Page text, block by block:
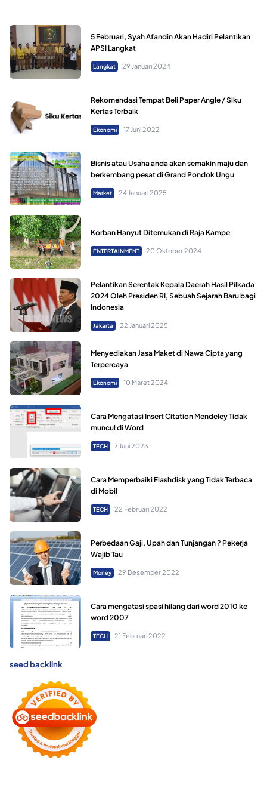
5 Februari, Syah Afandin Akan Hadiri Pelantikan
APSI Langkat
Langkat 29 Januari 2024
Rekomendasi Tempat Beli Paper Angle / Siku
Kertas Terbaik
Ekonomi 17 Juni 2022
Bisnis atau Usaha anda akan semakin maju dan
berkembang pesat di Grand Pondok Ungu
Market 24 Januari 2025
Korban Hanyut Ditemukan di Raja Kampe
ENTERTAINMENT 20 Oktober 2024
Pelantikan Serentak Kepala Daerah Hasil Pilkada
2024 Oleh Presiden RI, Sebuah Sejarah Baru bagi
Indonesia
Jakarta 22 Januari 2025
Menyediakan Jasa Maket di Nawa Cipta yang
Terpercaya
Ekonomi 10 Maret 2024
Cara Mengatasi Insert Citation Mendeley Tidak
muncul di Word
TECH 7 Juni 2023
Cara Memperbaiki Flashdisk yang Tidak Terbaca
di Mobil
TECH 22 Februari 2022
Perbedaan Gaji, Upah dan Tunjangan ? Pekerja
Wajib Tau
Money 29 Desember 2022
Cara mengatasi spasi hilang dari word 2010 ke
word 2007
TECH 21 Februari 2022
seed backlink